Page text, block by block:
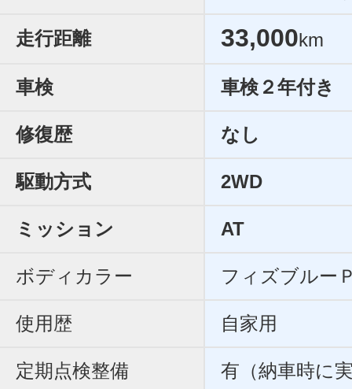
走行距離 33,000km
車検 車検２年付き
修復歴 なし
駆動方式 2WD
ミッション AT
ボディカラー フィズブルー
使用歴 自家用
定期点検整備 有（納車時に